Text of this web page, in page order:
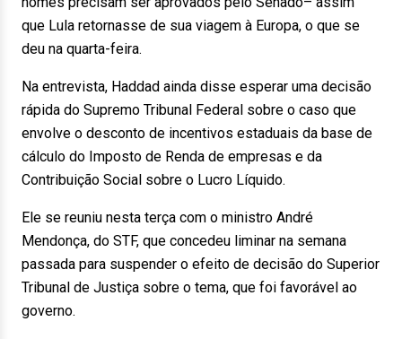
que Lula retornasse de sua viagem à Europa, o que se
deu na quarta-feira.
Na entrevista, Haddad ainda disse esperar uma decisão
rápida do Supremo Tribunal Federal sobre o caso que
envolve o desconto de incentivos estaduais da base de
cálculo do Imposto de Renda de empresas e da
Contribuição Social sobre o Lucro Líquido.
Ele se reuniu nesta terça com o ministro André
Mendonça, do STF, que concedeu liminar na semana
passada para suspender o efeito de decisão do Superior
Tribunal de Justiça sobre o tema, que foi favorável ao
governo.